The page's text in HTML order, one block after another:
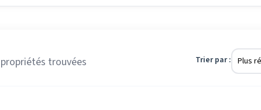
propriétés trouvées Trier par :